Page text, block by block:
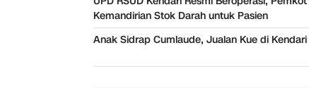
Kemandirian Stok Darah untuk Pasien
Anak Sidrap Cumlaude, Jualan Kue di Kendari